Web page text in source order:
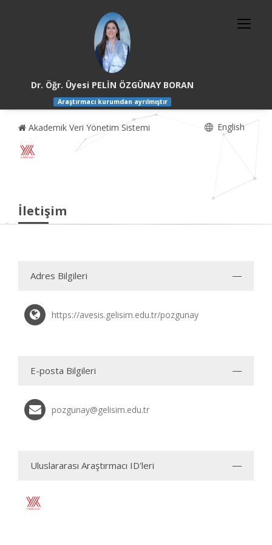
Dr. Öğr. Üyesi PELİN ÖZGÜNAY BORAN
Araştırmacı kurumdan ayrılmıştır
Akademik Veri Yönetim Sistemi English
İletişim
Adres Bilgileri
https://avesis.gelisim.edu.tr/pozgunay
E-posta Bilgileri
pozgunay@gelisim.edu.tr
Uluslararası Araştırmacı ID'leri